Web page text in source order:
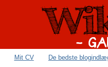
Mit CV De bedste